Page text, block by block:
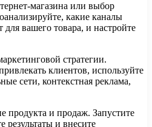
магазина или выбор
какие каналы
для вашего товара, и настройте
стратегии.
клиентов, используйте
сети, контекстная реклама,
продукта и продаж. Запустите
результаты и внесите